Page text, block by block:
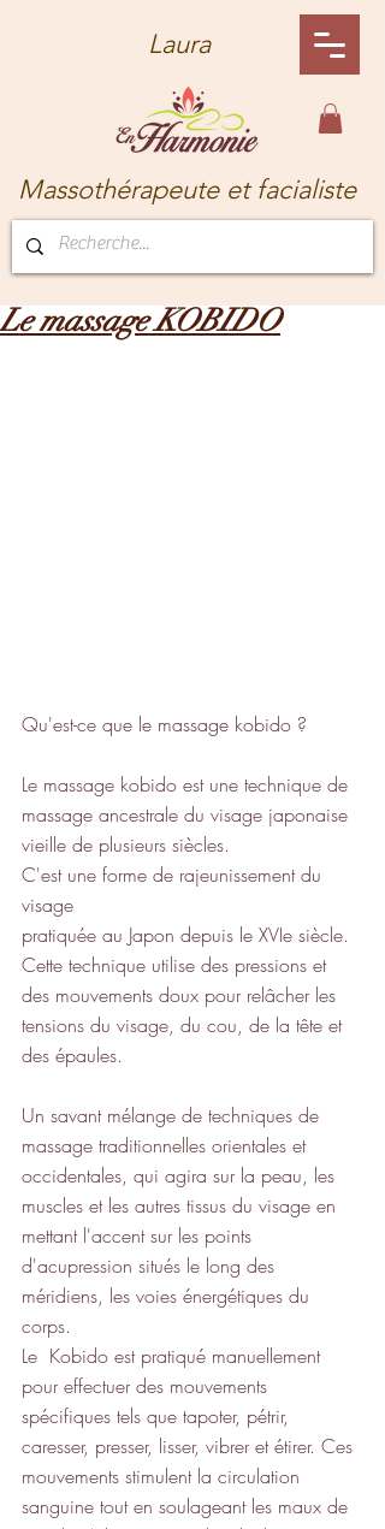
Laura
Massothérapeute et facialiste
Le massage KOBIDO
Qu'est-ce que le massage kobido ?
Le massage kobido est une technique de
massage ancestrale du visage japonaise
vieille de plusieurs siècles.
C'est une forme de rajeunissement du
visage
pratiquée au Japon depuis le XVIe siècle.
Cette technique utilise des pressions et
des mouvements doux pour relâcher les
tensions du visage, du cou, de la tête et
des épaules.
Un savant mélange de techniques de
massage traditionnelles orientales et
occidentales, qui agira sur la peau, les
muscles et les autres tissus du visage en
mettant l'accent sur les points
d'acupression situés le long des
méridiens, les voies énergétiques du
corps.
Le  Kobido est pratiqué manuellement
pour effectuer des mouvements
spécifiques tels que tapoter, pétrir,
caresser, presser, lisser, vibrer et étirer. Ces
mouvements stimulent la circulation
sanguine tout en soulageant les maux de